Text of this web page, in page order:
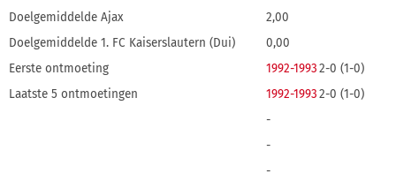
Doelgemiddelde Ajax
2,00
Doelgemiddelde 1. FC Kaiserslautern (Dui)
0,00
Eerste ontmoeting
1992-19932-0 (1-0)
Laatste 5 ontmoetingen
1992-19932-0 (1-0)
-
-
-